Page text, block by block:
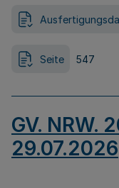
Seite 547
GV. NRW.
29.07.2026